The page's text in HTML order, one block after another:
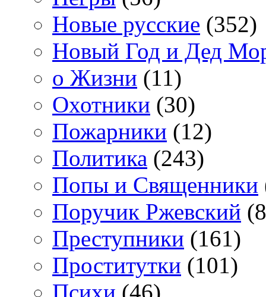
Новые русские (352)
Новый Год и Дед
о Жизни (11)
Охотники (30)
Пожарники (12)
Политика (243)
Попы и Священники
Поручик Ржевский
Преступники (161)
Проститутки (101)